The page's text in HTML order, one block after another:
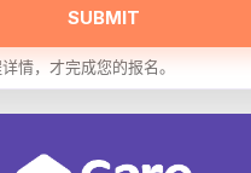
SUBMIT